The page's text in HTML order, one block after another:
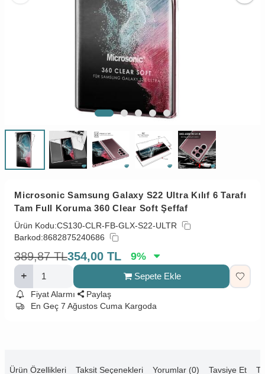
Microsonic Samsung Galaxy S22 Ultra Kılıf 6 Tarafı
Tam Full Koruma 360 Clear Soft Şeffaf
Ürün Kodu:CS130-CLR-FB-GLX-S22-ULTR
Barkod:8682875240686
389,87 TL354,00 TL 9%
Sepete Ekle
Fiyat Alarmı
Paylaş
En Geç 7 Ağustos Cuma Kargoda
Ürün Özellikleri Taksit Seçenekleri Yorumlar (0) Tavsiye Et